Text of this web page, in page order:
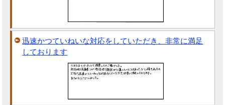
迅速かつていねいな対応をしていただき、非常に満足
しております